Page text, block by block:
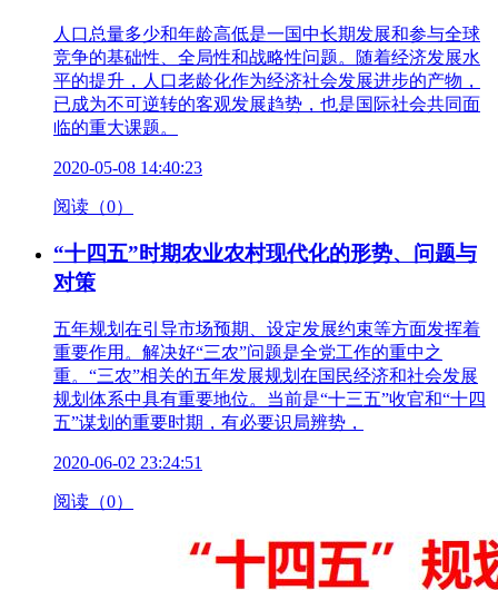
人口总量多少和年龄高低是一国中长期发展和参与全球
竞争的基础性、全局性和战略性问题。随着经济发展水
平的提升，人口老龄化作为经济社会发展进步的产物，
已成为不可逆转的客观发展趋势，也是国际社会共同面
临的重大课题。
2020-05-08 14:40:23
阅读（0）
“十四五”时期农业农村现代化的形势、问题与
对策
五年规划在引导市场预期、设定发展约束等方面发挥着
重要作用。解决好“三农”问题是全党工作的重中之
重。“三农”相关的五年发展规划在国民经济和社会发展
规划体系中具有重要地位。当前是“十三五”收官和“十四
五”谋划的重要时期，有必要识局辨势，
2020-06-02 23:24:51
阅读（0）